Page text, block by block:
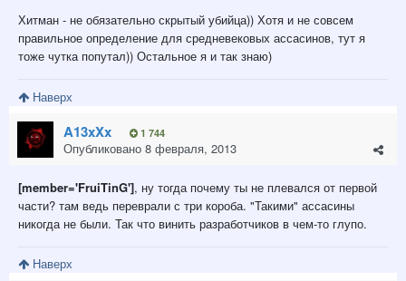
Хитман - не обязательно скрытый убийца)) Хотя и не совсем
правильное определение для средневековых ассасинов, тут я
тоже чутка попутал)) Остальное я и так знаю)
Наверх
A13xXx 1 744
Опубликовано 8 февраля, 2013
[member='FruiTinG'], ну тогда почему ты не плевался от первой
части? там ведь переврали с три короба. "Такими" ассасины
никогда не были. Так что винить разработчиков в чем-то глупо.
Наверх